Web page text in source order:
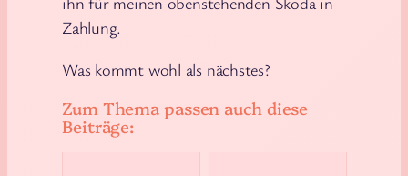
Zahlung.
Was kommt wohl als nächstes?
Zum Thema passen auch diese
Beiträge: